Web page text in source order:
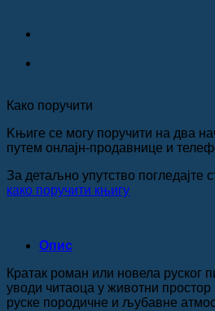
Како поручити
Kњиге се могу поручити на два
путем онлајн-продавнице и
За детаљно упутство погледајте
како поручити књигу
Опис
Кратак роман или новела руског
уводи читаоца у животни
руске породичне и љубавне